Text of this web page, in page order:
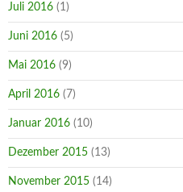
Juli 2016 (1)
Juni 2016 (5)
Mai 2016 (9)
April 2016 (7)
Januar 2016 (10)
Dezember 2015 (13)
November 2015 (14)